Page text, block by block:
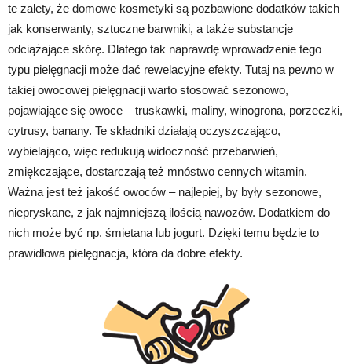
te zalety, że domowe kosmetyki są pozbawione dodatków takich
jak konserwanty, sztuczne barwniki, a także substancje
odciążające skórę. Dlatego tak naprawdę wprowadzenie tego
typu pielęgnacji może dać rewelacyjne efekty. Tutaj na pewno w
takiej owocowej pielęgnacji warto stosować sezonowo,
pojawiające się owoce – truskawki, maliny, winogrona, porzeczki,
cytrusy, banany. Te składniki działają oczyszczająco,
wybielająco, więc redukują widoczność przebarwień,
zmiękczające, dostarczają też mnóstwo cennych witamin.
Ważna jest też jakość owoców – najlepiej, by były sezonowe,
niepryskane, z jak najmniejszą ilością nawozów. Dodatkiem do
nich może być np. śmietana lub jogurt. Dzięki temu będzie to
prawidłowa pielęgnacja, która da dobre efekty.